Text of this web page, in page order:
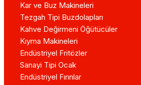
Kar ve Buz Makineleri
Tezgah Tipi Buzdolapları
Kahve Değirmeni Öğütücüler
Kıyma Makineleri
Endüstriyel Fritözler
Sanayi Tipi Ocak
Endüstriyel Fırınlar